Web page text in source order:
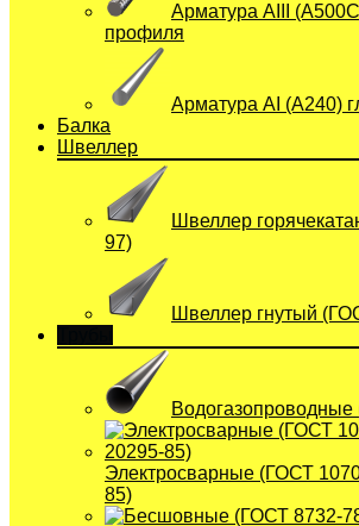
Арматура АIII
профиля
Арматура АI (A240)
Балка
Швеллер
Швеллер
97)
Швеллер гнутый
Электросварные (ГОСТ
85)